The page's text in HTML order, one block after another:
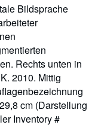
Bildsprache
Rechts unten in
2010. Mittig
cm (Darstellung
Inventory #